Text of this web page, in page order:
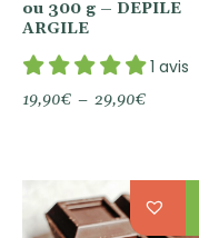
ou 300 g – DEPILE
ARGILE
1 avis
19,90€ – 29,90€Plage
29,90€